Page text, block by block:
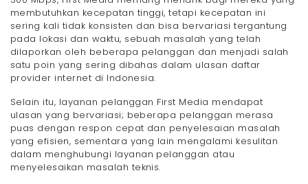
membutuhkan kecepatan tinggi, tetapi kecepatan ini
sering kali tidak konsisten dan bisa bervariasi tergantung
pada lokasi dan waktu, sebuah masalah yang telah
dilaporkan oleh beberapa pelanggan dan menjadi salah
satu poin yang sering dibahas dalam ulasan daftar
provider internet di Indonesia.
Selain itu, layanan pelanggan First Media mendapat
ulasan yang bervariasi; beberapa pelanggan merasa
puas dengan respon cepat dan penyelesaian masalah
yang efisien, sementara yang lain mengalami kesulitan
dalam menghubungi layanan pelanggan atau
menyelesaikan masalah teknis.